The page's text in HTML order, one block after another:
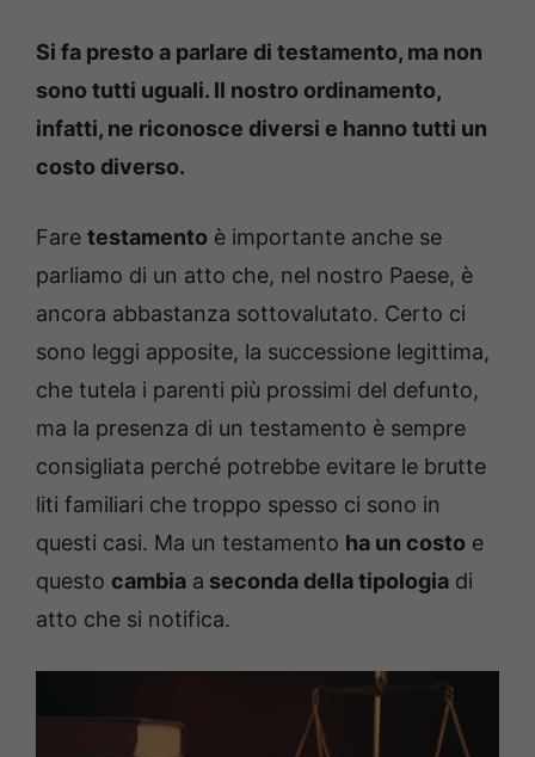
Si fa presto a parlare di testamento, ma non
sono tutti uguali. Il nostro ordinamento,
infatti, ne riconosce diversi e hanno tutti un
costo diverso.
Fare testamento è importante anche se
parliamo di un atto che, nel nostro Paese, è
ancora abbastanza sottovalutato. Certo ci
sono leggi apposite, la successione legittima,
che tutela i parenti più prossimi del defunto,
ma la presenza di un testamento è sempre
consigliata perché potrebbe evitare le brutte
liti familiari che troppo spesso ci sono in
questi casi. Ma un testamento ha un costo e
questo cambia a seconda della tipologia di
atto che si notifica.